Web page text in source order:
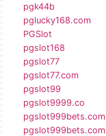
pgk44b
pglucky168.com
PGSlot
pgslot168
pgslot77
pgslot77.com
pgslot99
pgslot9999.co
pgslot999bets.com
pgslot999bets.com